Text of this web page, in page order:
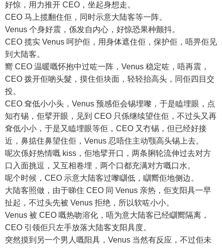
好惊，用力推开 CEO，坐起身想走。
CEO 马上揽翻住佢，同时示意大陆客等一阵。
Venus 个身好震，係发自内心，好惊恐果种颤抖。
CEO 揽实 Venus 呵护佢，用身体遮住佢，保护佢，唔畀佢见
到大陆客。
嚮 CEO 温暖嘅怀抱中过咗一阵，Venus 稳定咗，唔再震，
CEO 拨开佢啲头髮，摸住佢块面，轻轻抬高头，同佢四目交
投。
CEO 耷低小小头，Venus 预感佢会锡埋嚟，于是瞌埋眼，点
知冇锡，佢擘开眼，见到 CEO 只係继续望住佢，不过头又再
耷低小小，于是又瞌埋眼等佢，CEO 又冇锡，但已经好接
近，鼻掂住鼻望住佢，Venus 忍唔住主动颚高头锡上去。
呢次係好热情嘅 kiss，佢地擘开口，两条脷轮流伸过去对方
口入面挑逗，又互相卷埋，两个口都充满对方嘅口水。
呢个时候，CEO 示意大陆客过嚟瞓低，瞓嚮佢地侧边。
大陆客照做，由于睇住 CEO 同 Venus 亲热，佢支阳具一早
扯起，不过头先被 Venus 拒绝，所以软咗小小。
Venus 被 CEO 嘅热吻溶化，唔为意大陆客已经瞓嚮隔离，
CEO 引领佢只左手放落大陆客支阳具度。
突然摸到另一个男人嘅阳具，Venus 当然有反应，不过佢未